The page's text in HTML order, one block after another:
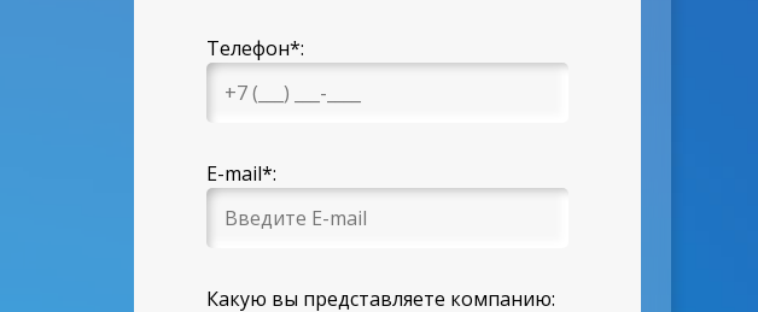
Телефон*:
E-mail*:
Какую вы представляете компанию: